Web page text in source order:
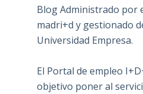
Blog Administrado por
madri+d y gestionado
Universidad Empresa.
El Portal de empleo
objetivo poner al